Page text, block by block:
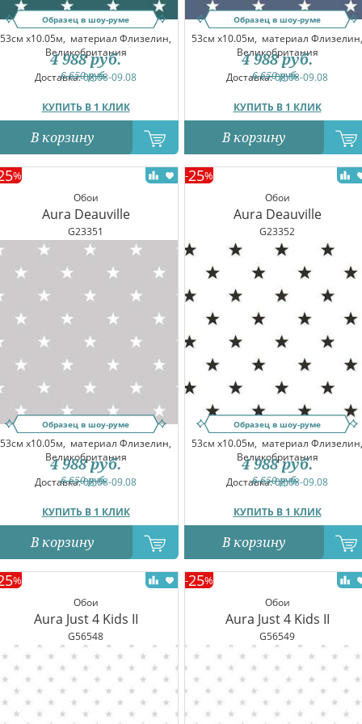
Образец в шоу-руме
53см x10.05м, материал Флизелин,
Великобритания
Доставка:08.08-09.08
КУПИТЬ В 1 КЛИК
6 650руб.
4 988 руб.
В корзину
Образец в шоу-руме
53см x10.05м, материал Флизелин,
Великобритания
Доставка:08.08-09.08
КУПИТЬ В 1 КЛИК
6 650руб.
4 988 руб.
В корзину
Обои
Aura Deauville
G23351
%
Образец в шоу-руме
53см x10.05м, материал Флизелин,
Великобритания
Доставка:08.08-09.08
КУПИТЬ В 1 КЛИК
6 650руб.
4 988 руб.
В корзину
Обои
Aura Deauville
G23352
-25%
Образец в шоу-руме
53см x10.05м, материал Флизелин,
Великобритания
Доставка:08.08-09.08
КУПИТЬ В 1 КЛИК
6 650руб.
4 988 руб.
В корзину
Обои
Aura Just 4 Kids II
G56548
%
Обои
Aura Just 4 Kids II
G56549
-25%